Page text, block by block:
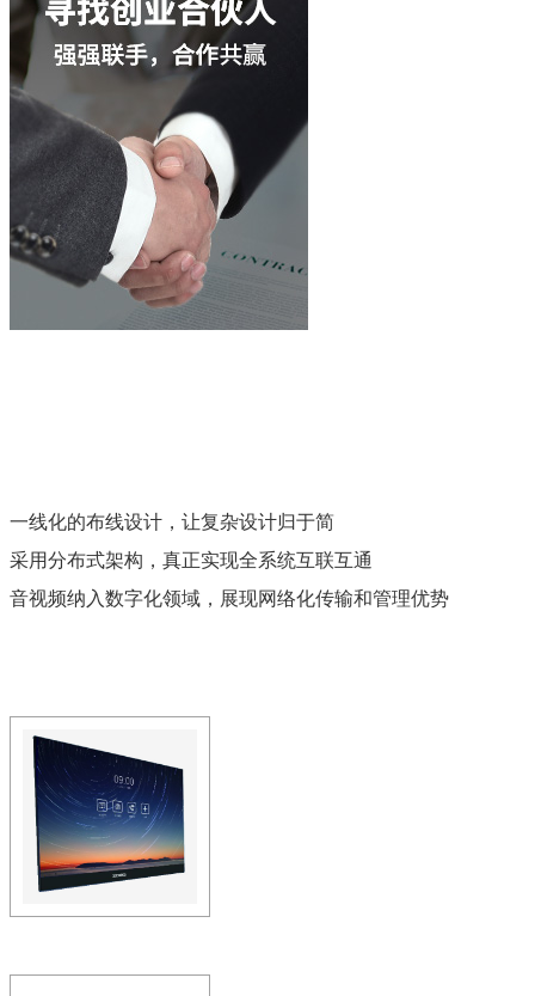
一线化的布线设计，让复杂设计归于简
采用分布式架构，真正实现全系统互联互通
音视频纳入数字化领域，展现网络化传输和管理优势